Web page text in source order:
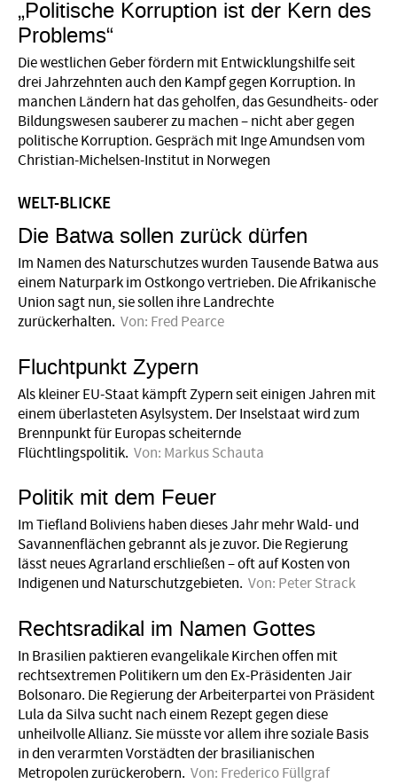
„Politische Korruption ist der Kern des
Problems“
Die westlichen Geber fördern mit Entwicklungshilfe seit
drei Jahrzehnten auch den Kampf gegen Korruption. In
manchen Ländern hat das geholfen, das Gesundheits- oder
Bildungswesen sauberer zu machen – nicht aber gegen
politische Korruption. Gespräch mit Inge Amundsen vom
Christian-Michelsen-Institut in Norwegen
WELT-BLICKE
Die Batwa sollen zurück dürfen
Im Namen des Naturschutzes wurden Tausende Batwa aus
einem Naturpark im Ostkongo vertrieben. Die Afrikanische
Union sagt nun, sie sollen ihre Landrechte
zurückerhalten. Von: Fred Pearce
Fluchtpunkt Zypern
Als kleiner EU-Staat kämpft Zypern seit einigen Jahren mit
einem überlasteten Asylsystem. Der Inselstaat wird zum
Brennpunkt für Europas scheiternde
Flüchtlingspolitik. Von: Markus Schauta
Politik mit dem Feuer
Im Tiefland Boliviens haben dieses Jahr mehr Wald- und
Savannenflächen gebrannt als je zuvor. Die Regierung
lässt neues Agrarland erschließen – oft auf Kosten von
Indigenen und Naturschutzgebieten. Von: Peter Strack
Rechtsradikal im Namen Gottes
In Brasilien paktieren evangelikale Kirchen offen mit
rechtsextremen Politikern um den Ex-Präsidenten Jair
Bolsonaro. Die Regierung der Arbeiterpartei von Präsident
Lula da Silva sucht nach einem Rezept gegen diese
unheilvolle Allianz. Sie müsste vor allem ihre soziale Basis
in den verarmten Vorstädten der brasilianischen
Metropolen zurückerobern. Von: Frederico Füllgraf